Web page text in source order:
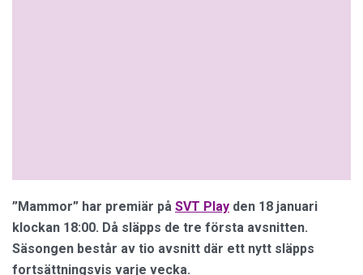
”Mammor” har premiär på SVT Play den 18 januari
klockan 18:00. Då släpps de tre första avsnitten.
Säsongen består av tio avsnitt där ett nytt släpps
fortsättningsvis varje vecka.